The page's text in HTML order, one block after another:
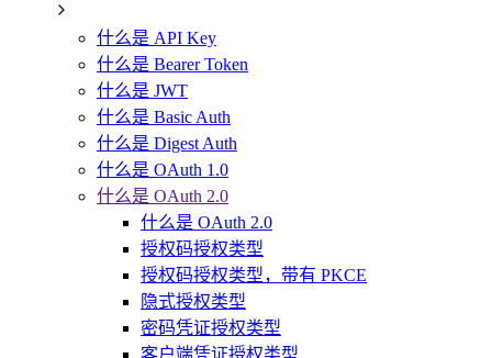
什么是 API Key
什么是 Bearer Token
什么是 JWT
什么是 Basic Auth
什么是 Digest Auth
什么是 OAuth 1.0
什么是 OAuth 2.0
什么是 OAuth 2.0
授权码授权类型
授权码授权类型，带有 PKCE
隐式授权类型
密码凭证授权类型
客户端凭证授权类型